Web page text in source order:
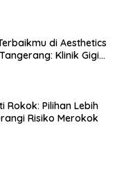
di Aesthetics
Klinik Gigi
Rokok: Pilihan Lebih
Risiko Merokok